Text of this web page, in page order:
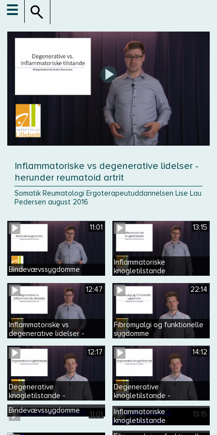
☰
Inflammatoriske vs degenerative lidelser -
herunder reumatoid artrit
Somatik Reumatologi Ergoterapeutuddannelsen Lise Lau
Pedersen august 2016
11:01
Bindevævssygdomme
13:15
Inflammatoriske
knogletilstande
12:47
Inflammatoriske vs
degenerative lidelser -
22:14
Fibromyalgi og funktionelle
sygdomme
12:17
Degenerative
knogletilstande -
osteoporose
14:12
Degenerative
knogletilstande -
osteoartrose
11:01
Bindevævssygdomme 13:15
Inflammatoriske
knogletilstande